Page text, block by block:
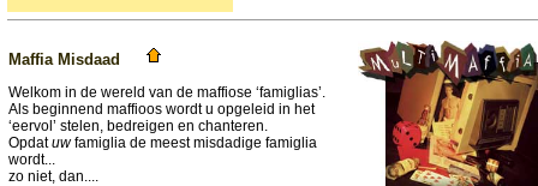
Maffia Misdaad
Welkom in de wereld van de maffiose ‘famiglias’.
Als beginnend maffioos wordt u opgeleid in het
‘eervol’ stelen, bedreigen en chanteren.
Opdatuwfamiglia de meest misdadige famiglia
wordt...
zo niet, dan....